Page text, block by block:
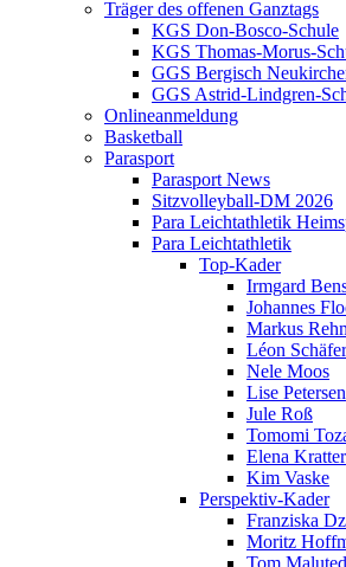
Träger des offenen Ganztags
KGS Don-Bosco-Schule
KGS Thomas-Morus-
GGS Bergisch
GGS Astrid-Lindgren-
Onlineanmeldung
Basketball
Parasport
Parasport News
Sitzvolleyball-DM 2026
Para Leichtathletik
Para Leichtathletik
Top-Kader
Irmgard
Johannes
Markus
Léon Schäfer
Nele Moos
Lise Petersen
Jule Roß
Tomomi
Elena Kratter
Kim Vaske
Perspektiv-Kader
Franziska
Moritz
Tom